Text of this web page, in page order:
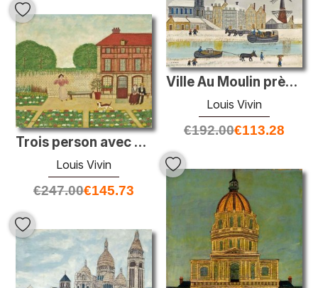
Ville Au Moulin près du canal en hiver
Louis Vivin
€192.00€113.28
Trois person avec un chien
Louis Vivin
€247.00€145.73